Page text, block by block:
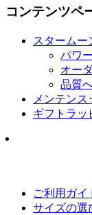
コンテンツペ
スタームー
パワ
オー
品質
メンテンス
ギフトラッ
ご利用ガイ
サイズの選